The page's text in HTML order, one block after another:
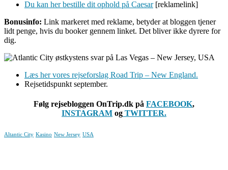
Du kan her bestille dit ophold på Caesar[reklamelink]
Bonusinfo: Link markeret med reklame, betyder at bloggen tjener
lidt penge, hvis du booker gennem linket. Det bliver ikke dyrere for
dig.
Læs her vores rejseforslag Road Trip – New England.
Rejsetidspunkt september.
Følg rejsebloggen OnTrip.dk på FACEBOOK,
INSTAGRAM og TWITTER.
Altantic City Kasino New Jersey USA